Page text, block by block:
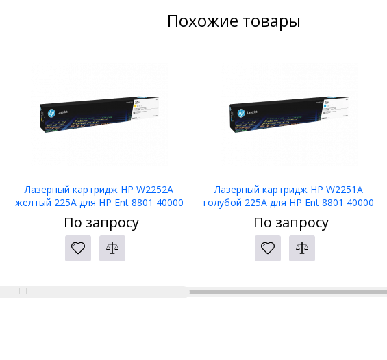
Похожие товары
Лазерный картридж HP W2252A
желтый 225A для HP Ent 8801 40000
По запросу
Лазерный картридж HP W2251A
голубой 225A для HP Ent 8801 40000
По запросу